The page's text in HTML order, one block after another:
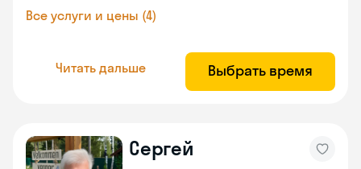
Все услуги и цены (4)
Читать дальше Выбрать время
Сергей